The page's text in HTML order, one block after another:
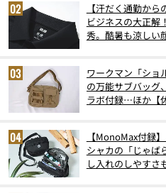
【汗だく通勤か
ビジネスの大正解
秀。酷暑も涼しい
ワークマン「ショ
の万能サブバッグ
ラボ付録…ほか【
【MonoMax付録
シャカの「じゃば
し入れのしやすさ